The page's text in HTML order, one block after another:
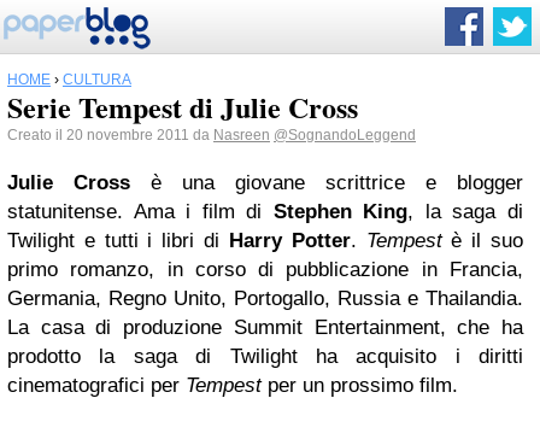
HOME › CULTURA
Serie Tempest di Julie Cross
Creato il 20 novembre 2011 da Nasreen @SognandoLeggend
Julie Cross è una giovane scrittrice e blogger
statunitense. Ama i film di Stephen King, la saga di
Twilight e tutti i libri di Harry Potter. Tempestè il suo
primo romanzo, in corso di pubblicazione in Francia,
Germania, Regno Unito, Portogallo, Russia e Thailandia.
La casa di produzione Summit Entertainment, che ha
prodotto la saga di Twilight ha acquisito i diritti
cinematografici per Tempest per un prossimo film.